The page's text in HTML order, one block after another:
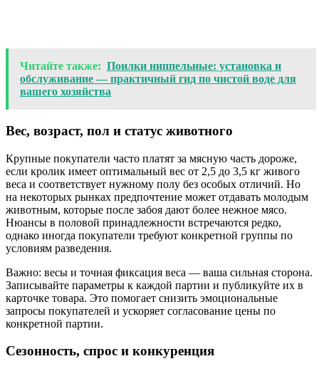
Читайте также: Поилки ниппельные: установка и
обслуживание — практичный гид по чистой воде для
вашего хозяйства
Вес, возраст, пол и статус животного
Крупные покупатели часто платят за мясную часть дороже,
если кролик имеет оптимальный вес от 2,5 до 3,5 кг живого
веса и соответствует нужному полу без особых отличий. Но
на некоторых рынках предпочтение может отдавать молодым
животным, которые после забоя дают более нежное мясо.
Нюансы в половой принадлежности встречаются редко,
однако иногда покупатели требуют конкретной группы по
условиям разведения.
Важно: весы и точная фиксация веса — ваша сильная сторона.
Записывайте параметры к каждой партии и публикуйте их в
карточке товара. Это помогает снизить эмоциональные
запросы покупателей и ускоряет согласование цены по
конкретной партии.
Сезонность, спрос и конкуренция